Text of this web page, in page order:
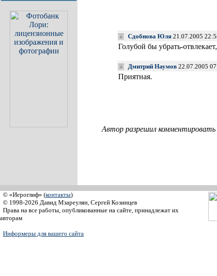
Сдобнова Юля 21.07.2005
Голубой бы убрать-
Дмитрий Наумов 22.07.2005
Приятная.
Автор разрешил
© «Иероглиф» (контакты)
© 1998-2026 Давид Мзареулян, Сергей Козинцев
Права на все работы, опубликованные на сайте, принадлежат их
авторам
Информеры для вашего сайта